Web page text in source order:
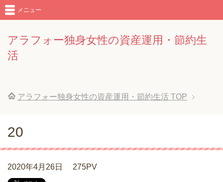
アラフォー独身女性の資産運用・節約生
活
メニュー
アラフォー独身女性の資産運用・節約生活 TOP
20
2020年4月26日 275PV